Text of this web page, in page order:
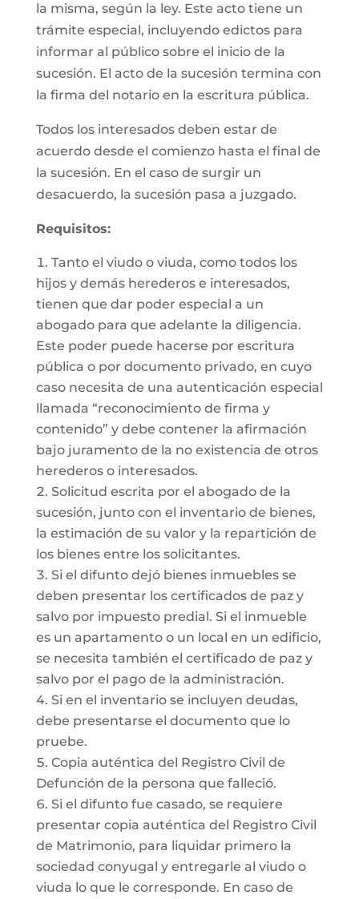
la misma, según la ley. Este acto tiene un
trámite especial, incluyendo edictos para
informar al público sobre el inicio de la
sucesión. El acto de la sucesión termina con
la firma del notario en la escritura pública.
Todos los interesados deben estar de
acuerdo desde el comienzo hasta el final de
la sucesión. En el caso de surgir un
desacuerdo, la sucesión pasa a juzgado.
Requisitos:
Tanto el viudo o viuda, como todos los
hijos y demás herederos e interesados,
tienen que dar poder especial a un
abogado para que adelante la diligencia.
Este poder puede hacerse por escritura
pública o por documento privado, en cuyo
caso necesita de una autenticación especial
llamada “reconocimiento de firma y
contenido” y debe contener la afirmación
bajo juramento de la no existencia de otros
herederos o interesados.
Solicitud escrita por el abogado de la
sucesión, junto con el inventario de bienes,
la estimación de su valor y la repartición de
los bienes entre los solicitantes.
Si el difunto dejó bienes inmuebles se
deben presentar los certificados de paz y
salvo por impuesto predial. Si el inmueble
es un apartamento o un local en un edificio,
se necesita también el certificado de paz y
salvo por el pago de la administración.
Si en el inventario se incluyen deudas,
debe presentarse el documento que lo
pruebe.
Copia auténtica del Registro Civil de
Defunción de la persona que falleció.
Si el difunto fue casado, se requiere
presentar copia auténtica del Registro Civil
de Matrimonio, para liquidar primero la
sociedad conyugal y entregarle al viudo o
viuda lo que le corresponde. En caso de